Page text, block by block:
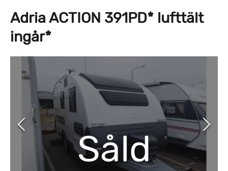
Adria ACTION 391PD* lufttält
ingår*
Såld